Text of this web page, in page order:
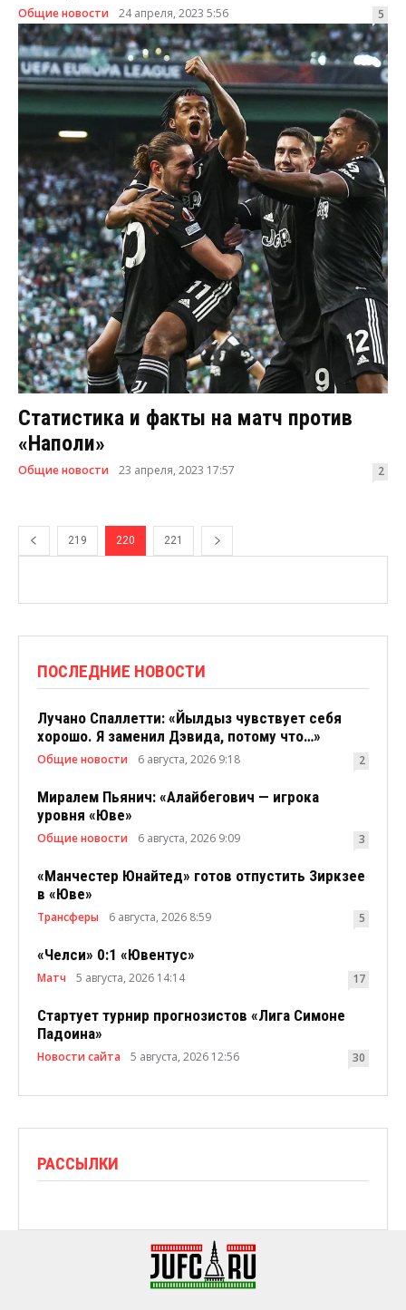
Общие новости 24 апреля, 2023 5:56 5
Статистика и факты на матч против
«Наполи»
Общие новости 23 апреля, 2023 17:57 2
219 220 221
ПОСЛЕДНИЕ НОВОСТИ
Лучано Спаллетти: «Йылдыз чувствует себя
хорошо. Я заменил Дэвида, потому что…»
Общие новости 6 августа, 2026 9:18 2
Миралем Пьянич: «Алайбегович — игрока
уровня «Юве»
Общие новости 6 августа, 2026 9:09 3
«Манчестер Юнайтед» готов отпустить Зиркзее
в «Юве»
Трансферы 6 августа, 2026 8:59 5
«Челси» 0:1 «Ювентус»
Матч 5 августа, 2026 14:14 17
Стартует турнир прогнозистов «Лига Симоне
Падоина»
Новости сайта 5 августа, 2026 12:56 30
РАССЫЛКИ